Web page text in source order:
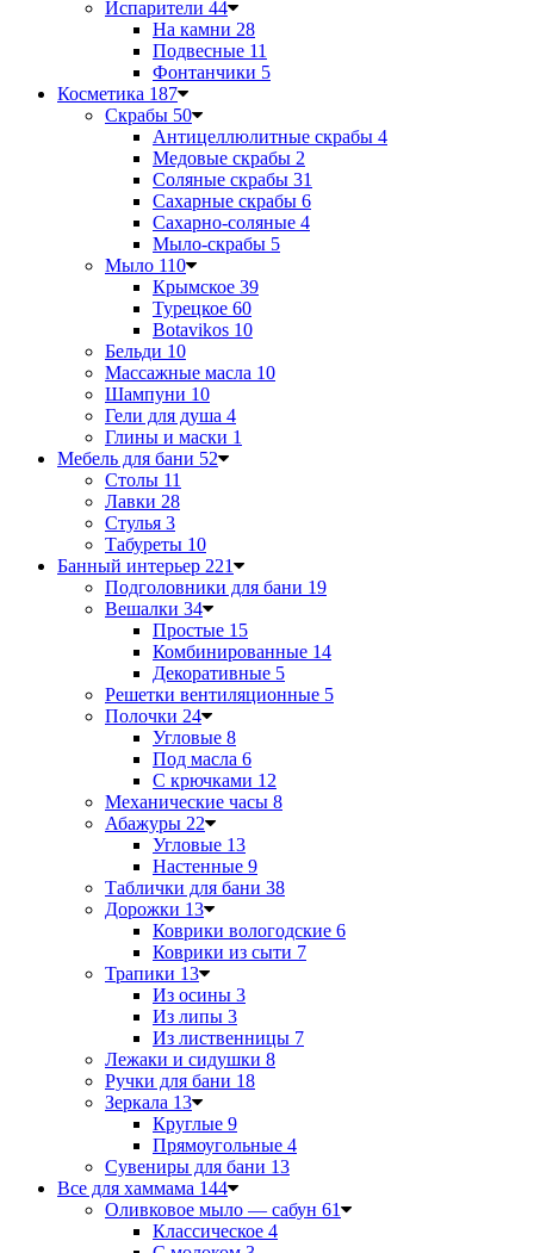
Испарители 44
На камни 28
Подвесные 11
Фонтанчики 5
Косметика 187
Скрабы 50
Антицеллюлитные скрабы 4
Медовые скрабы 2
Соляные скрабы 31
Сахарные скрабы 6
Сахарно-соляные 4
Мыло-скрабы 5
Мыло 110
Крымское 39
Турецкое 60
Botavikos 10
Бельди 10
Массажные масла 10
Шампуни 10
Гели для душа 4
Глины и маски 1
Мебель для бани 52
Столы 11
Лавки 28
Стулья 3
Табуреты 10
Банный интерьер 221
Подголовники для бани 19
Вешалки 34
Простые 15
Комбинированные 14
Декоративные 5
Решетки вентиляционные 5
Полочки 24
Угловые 8
Под масла 6
С крючками 12
Механические часы 8
Абажуры 22
Угловые 13
Настенные 9
Таблички для бани 38
Дорожки 13
Коврики вологодские 6
Коврики из сыти 7
Трапики 13
Из осины 3
Из липы 3
Из лиственницы 7
Лежаки и сидушки 8
Ручки для бани 18
Зеркала 13
Круглые 9
Прямоугольные 4
Сувениры для бани 13
Все для хаммама 144
Оливковое мыло — сабун 61
Классическое 4